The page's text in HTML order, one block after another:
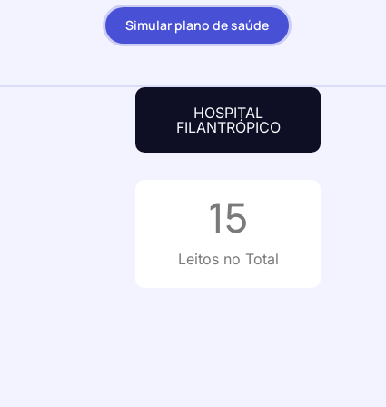
Simular plano de saúde
HOSPITAL
FILANTRÓPICO
Leitos no Total
15